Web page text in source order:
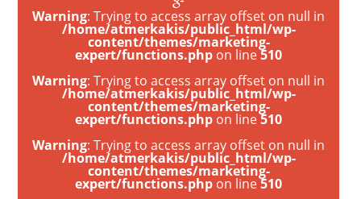
Warning: Trying to access array offset on null in
/home/atmerkakis/public_html/wp-
content/themes/marketing-
expert/functions.php on line510
Warning: Trying to access array offset on null in
/home/atmerkakis/public_html/wp-
content/themes/marketing-
expert/functions.php on line510
Warning: Trying to access array offset on null in
/home/atmerkakis/public_html/wp-
content/themes/marketing-
expert/functions.php on line510